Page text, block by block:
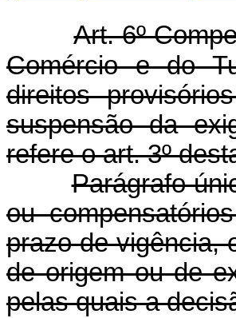
Art. 6º
Comércio e do
direitos
suspensão da
refere o art. 3º
Parágrafo
ou
prazo de vigência,
de origem ou de
pelas quais a